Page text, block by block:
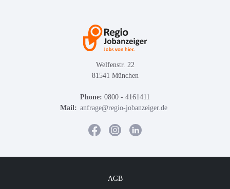
Welfenstr. 22
81541 München
Phone: 0800 - 4161411
Mail: anfrage@regio-jobanzeiger.de
AGB